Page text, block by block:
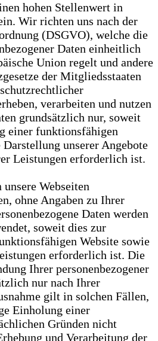
hohen Stellenwert in
Wir richten uns nach der
(DSGVO), welche die
Daten einheitlich
Union regelt und andere
der Mitgliedsstaaten
verarbeiten und nutzen
grundsätzlich nur, soweit
einer funktionsfähigen
unserer Angebote
Leistungen erforderlich ist.
Webseiten
ohne Angaben zu Ihrer
Daten werden
soweit dies zur
Website sowie
erforderlich ist. Die
Ihrer personenbezogener
nur nach Ihrer
gilt in solchen Fällen,
Einholung einer
Gründen nicht
und Verarbeitung der